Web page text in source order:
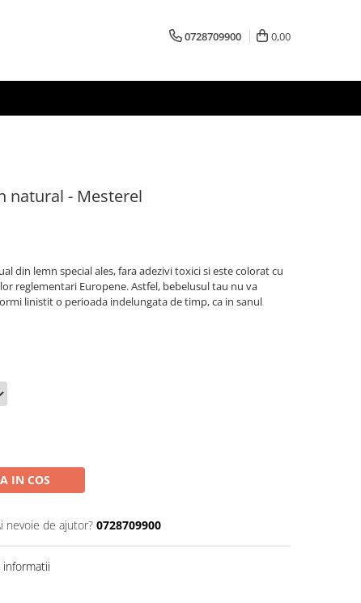
0728709900 0,00
natural - Mesterel
din lemn special ales, fara adezivi toxici si este colorat cu
reglementari Europene. Astfel, bebelusul tau nu va
linistit o perioada indelungata de timp, ca in sanul
IN COS
nevoie de ajutor? 0728709900
informatii